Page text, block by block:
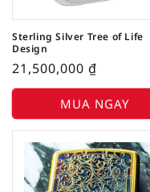
Sterling Silver Tree of Life
Design
21,500,000 ₫
MUA NGAY